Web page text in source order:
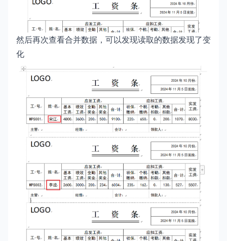
然后再次查看合并数据，可以发现读取的数据发现了变
化